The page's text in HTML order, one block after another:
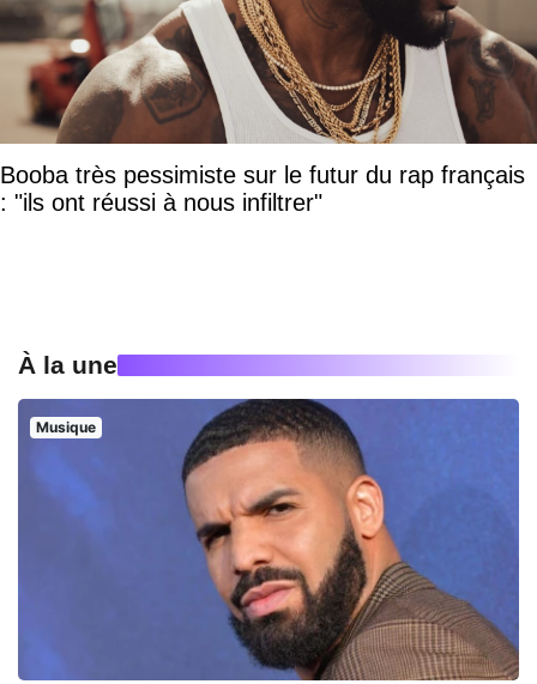
Booba très pessimiste sur le futur du rap français
: "ils ont réussi à nous infiltrer"
À la une
Musique